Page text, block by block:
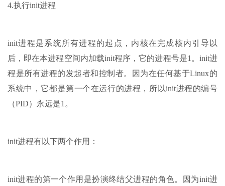
4.执行init进程
init进程是系统所有进程的起点，内核在完成核内引导以
后，即在本进程空间内加载init程序，它的进程号是1。init进
程是所有进程的发起者和控制者。因为在任何基于Linux的
系统中，它都是第一个在运行的进程，所以init进程的编号
（PID）永远是1。
init进程有以下两个作用：
init进程的第一个作用是扮演终结父进程的角色。因为init进